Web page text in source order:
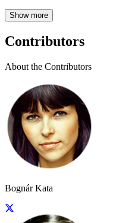
Show more
Contributors
About the Contributors
Bognár Kata